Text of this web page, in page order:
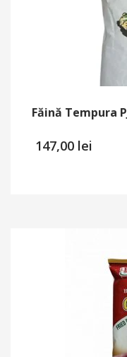
Făină Tempura
147,00 lei